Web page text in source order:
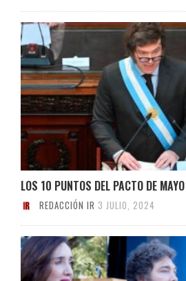
LOS 10 PUNTOS DEL PACTO DE MAYO
REDACCIÓN IR 3 JULIO, 2024